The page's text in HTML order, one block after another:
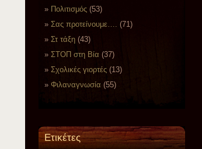
Πολιτισμός (53)
Σας προτείνουμε…. (71)
Στ τάξη (43)
ΣΤΟΠ στη Βία (37)
Σχολικές γιορτές (13)
Φιλαναγνωσία (55)
Ετικέτες